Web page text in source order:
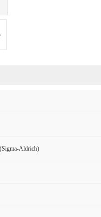
Aldrich)